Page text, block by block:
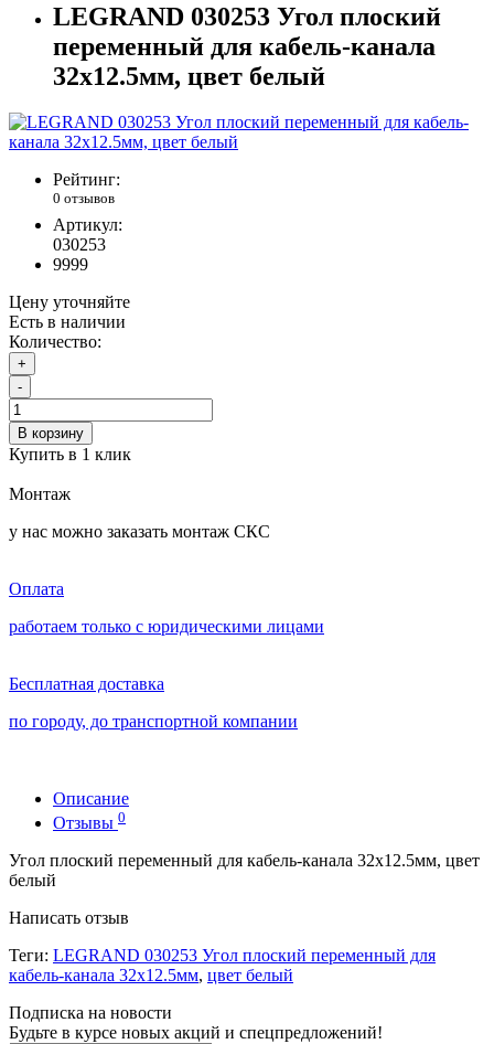
LEGRAND 030253 Угол плоский
переменный для кабель-канала
32х12.5мм, цвет белый
Рейтинг:
0 отзывов
Артикул:
030253
9999
Цену уточняйте
Есть в наличии
Количество:
+
-
В корзину
Купить в 1 клик
Монтаж
у нас можно заказать монтаж СКС
Оплата
работаем только с юридическими лицами
Бесплатная доставка
по городу, до транспортной компании
Описание
Отзывы 0
Угол плоский переменный для кабель-канала 32х12.5мм, цвет
белый
Написать отзыв
Теги: LEGRAND 030253 Угол плоский переменный для
кабель-канала 32х12.5мм, цвет белый
Подписка на новости
Будьте в курсе новых акций и спецпредложений!